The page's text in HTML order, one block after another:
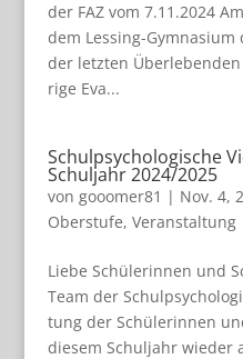
der FAZ vom 7.11.2024
dem Les­sing-
der letz­ten
rige Eva...
Schulpsychologische
Schuljahr 2024/2025
von gooomer81 | Nov. 4,
Oberstufe, Veranstaltung
Liebe Schü­le­rin­nen und
Team der
tung der Schü­le­rin­nen
die­sem Schul­jahr wie­der